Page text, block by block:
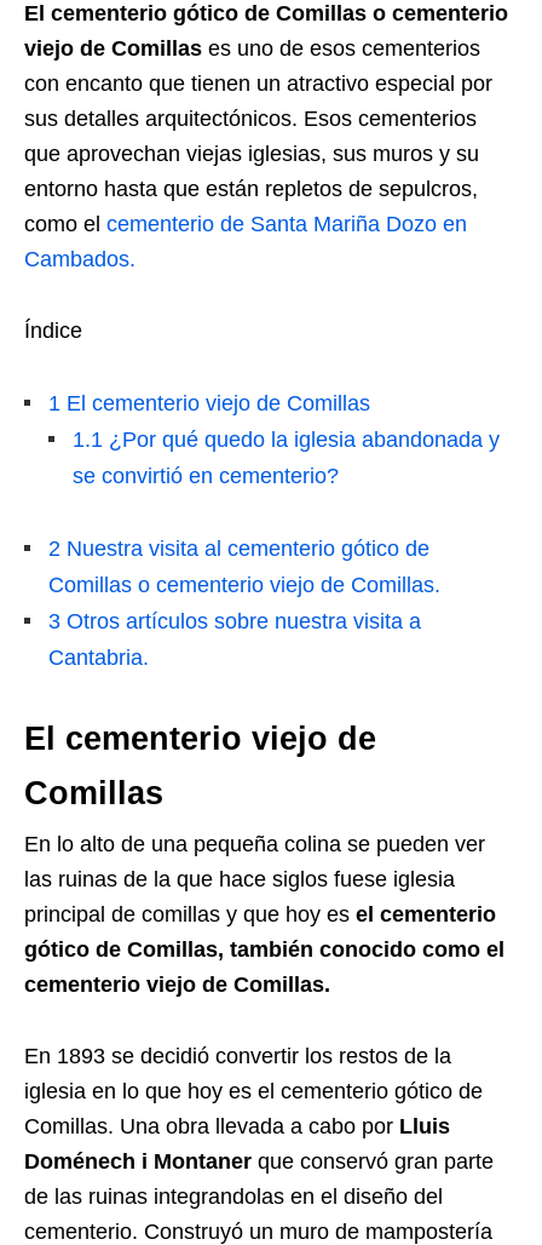
El cementerio gótico de Comillas o cementerio
viejo de Comillas es uno de esos cementerios
con encanto que tienen un atractivo especial por
sus detalles arquitectónicos. Esos cementerios
que aprovechan viejas iglesias, sus muros y su
entorno hasta que están repletos de sepulcros,
como el cementerio de Santa Mariña Dozo en
Cambados.
Índice
1 El cementerio viejo de Comillas
1.1 ¿Por qué quedo la iglesia abandonada y
se convirtió en cementerio?
2 Nuestra visita al cementerio gótico de
Comillas o cementerio viejo de Comillas.
3 Otros artículos sobre nuestra visita a
Cantabria.
El cementerio viejo de
Comillas
En lo alto de una pequeña colina se pueden ver
las ruinas de la que hace siglos fuese iglesia
principal de comillas y que hoy es el cementerio
gótico de Comillas, también conocido como el
cementerio viejo de Comillas.
En 1893 se decidió convertir los restos de la
iglesia en lo que hoy es el cementerio gótico de
Comillas. Una obra llevada a cabo por Lluis
Doménech i Montaner que conservó gran parte
de las ruinas integrandolas en el diseño del
cementerio. Construyó un muro de mampostería